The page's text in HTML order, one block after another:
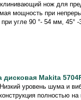
нож для
мощность при
при угле 90 °- 54 мм,
дисковая Makita
уровень шума и
полностью